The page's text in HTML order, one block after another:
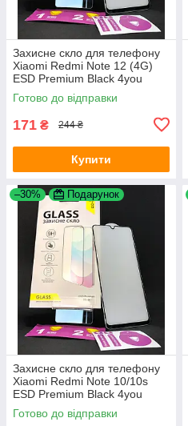
Захисне скло для телефону
Xiaomi Redmi Note 12 (4G)
ESD Premium Black 4you
Готово до відправки
171 ₴ 244 ₴
Купити
–30% Подарунок
Захисне скло для телефону
Xiaomi Redmi Note 10/10s
ESD Premium Black 4you
Готово до відправки